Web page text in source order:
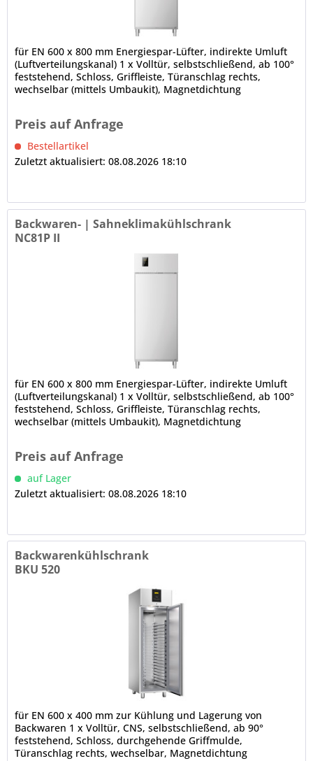
für EN 600 x 800 mm Energiespar-Lüfter, indirekte Umluft
(Luftverteilungskanal) 1 x Volltür, selbstschließend, ab 100°
feststehend, Schloss, Griffleiste, Türanschlag rechts,
wechselbar (mittels Umbaukit), Magnetdichtung
Preis auf Anfrage
Bestellartikel
Zuletzt aktualisiert: 08.08.2026 18:10
Backwaren- | Sahneklimakühlschrank
NC81P II
für EN 600 x 800 mm Energiespar-Lüfter, indirekte Umluft
(Luftverteilungskanal) 1 x Volltür, selbstschließend, ab 100°
feststehend, Schloss, Griffleiste, Türanschlag rechts,
wechselbar (mittels Umbaukit), Magnetdichtung
Preis auf Anfrage
auf Lager
Zuletzt aktualisiert: 08.08.2026 18:10
Backwarenkühlschrank
BKU 520
für EN 600 x 400 mm zur Kühlung und Lagerung von
Backwaren 1 x Volltür, CNS, selbstschließend, ab 90°
feststehend, Schloss, durchgehende Griffmulde,
Türanschlag rechts, wechselbar, Magnetdichtung